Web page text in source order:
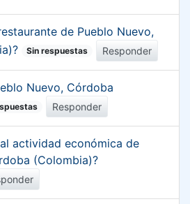
de Pueblo Nuevo,
Sin respuestas Responder
Nuevo, Córdoba
Responder
actividad económica de
(Colombia)?